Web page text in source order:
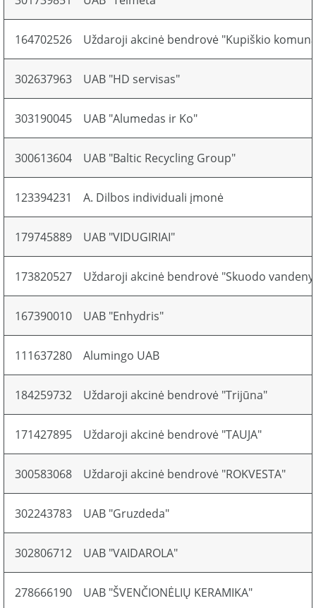
164702526 Uždaroji akcinė bendrovė "Kupiškio
302637963 UAB "HD servisas"
303190045 UAB "Alumedas ir Ko"
300613604 UAB "Baltic Recycling Group"
123394231 A. Dilbos individuali įmonė
179745889 UAB "VIDUGIRIAI"
173820527 Uždaroji akcinė bendrovė "Skuodo
167390010 UAB "Enhydris"
111637280 Alumingo UAB
184259732 Uždaroji akcinė bendrovė "Trijūna"
171427895 Uždaroji akcinė bendrovė "TAUJA"
300583068 Uždaroji akcinė bendrovė "ROKVESTA"
302243783 UAB "Gruzdeda"
302806712 UAB "VAIDAROLA"
278666190 UAB "ŠVENČIONĖLIŲ KERAMIKA"